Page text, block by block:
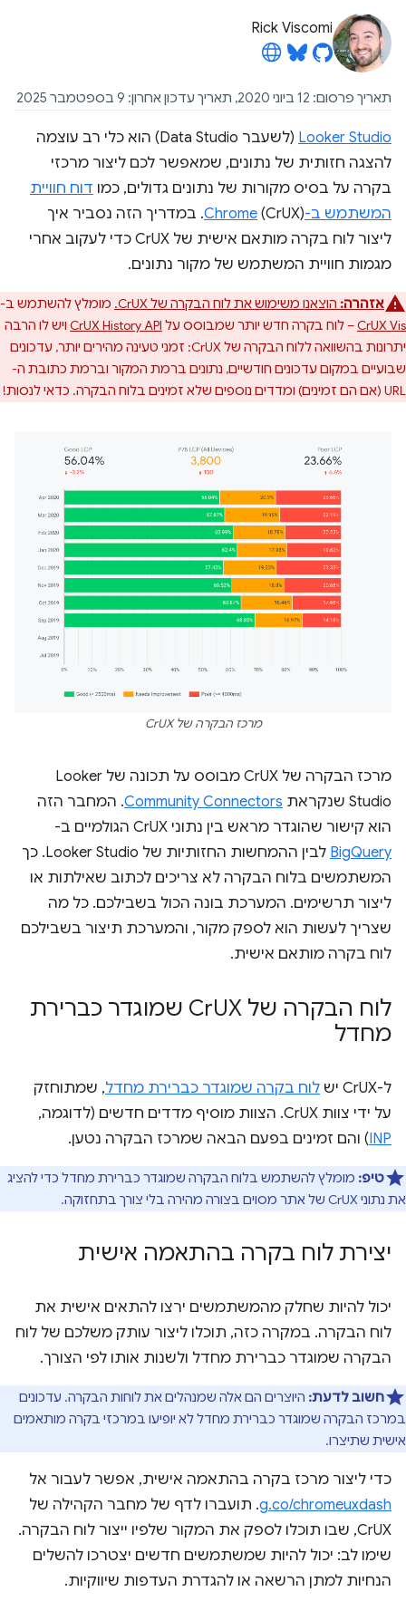
Rick Viscomi
תאריך פרסום: 12 ביוני 2020, תאריך עדכון אחרון: 9 בספטמבר 2025
Looker Studio
(לשעבר Data Studio) הוא כלי רב עוצמה
להצגה חזותית של נתונים, שמאפשר לכם ליצור מרכזי
בקרה על בסיס מקורות של נתונים גדולים, כמו דוח חוויית
המשתמש ב-Chrome
(CrUX). במדריך הזה נסביר איך
ליצור לוח בקרה מותאם אישית של CrUX כדי לעקוב אחרי
מגמות חוויית המשתמש של מקור נתונים.
אזהרה: הוצאנו משימוש את לוח הבקרה של CrUX.
מומלץ להשתמש ב-
CrUX Vis– לוח בקרה חדש יותר שמבוסס על CrUX History API ויש לו הרבה
יתרונות בהשוואה ללוח הבקרה של CrUX: זמני טעינה מהירים יותר, עדכונים
שבועיים במקום עדכונים חודשיים, נתונים ברמת המקור וברמת כתובת ה-
URL (אם הם זמינים) ומדדים נוספים שלא זמינים בלוח הבקרה. כדאי לנסות!
מרכז הבקרה של CrUX
מרכז הבקרה של CrUX מבוסס על תכונה של Looker
Studio שנקראת
Community Connectors. המחבר הזה
הוא קישור שהוגדר מראש בין נתוני CrUX הגולמיים ב-
BigQuery
לבין ההמחשות החזותיות של Looker Studio. כך
המשתמשים בלוח הבקרה לא צריכים לכתוב שאילתות או
ליצור תרשימים. המערכת בונה הכול בשבילכם. כל מה
שצריך לעשות הוא לספק מקור, והמערכת תיצור בשבילכם
לוח בקרה מותאם אישית.
לוח הבקרה של Cr
UX שמוגדר כברירת
מחדל
ל-CrUX יש לוח בקרה שמוגדר כברירת מחדל, שמתוחזק
על ידי צוות CrUX. הצוות מוסיף מדדים חדשים (לדוגמה,
INP) והם זמינים בפעם הבאה שמרכז הבקרה נטען.
טיפ: מומלץ להשתמש בלוח הבקרה שמוגדר כברירת מחדל כדי להציג
את נתוני CrUX של אתר מסוים בצורה מהירה בלי צורך בתחזוקה.
יצירת לוח בקרה בהתאמה אישית
יכול להיות שחלק מהמשתמשים ירצו להתאים אישית את
לוח הבקרה. במקרה כזה, תוכלו ליצור עותק משלכם של לוח
הבקרה שמוגדר כברירת מחדל ולשנות אותו לפי הצורך.
חשוב לדעת: היוצרים הם אלה שמנהלים את לוחות הבקרה. עדכונים
במרכז הבקרה שמוגדר כברירת מחדל לא יופיעו במרכזי בקרה מותאמים
אישית שתיצרו.
כדי ליצור מרכז בקרה בהתאמה אישית, אפשר לעבור אל
g.co/chromeuxdash. תועברו לדף של מחבר הקהילה של
CrUX, שבו תוכלו לספק את המקור שלפיו ייצור לוח הבקרה.
שימו לב: יכול להיות שמשתמשים חדשים יצטרכו להשלים
הנחיות למתן הרשאה או להגדרת העדפות שיווקיות.